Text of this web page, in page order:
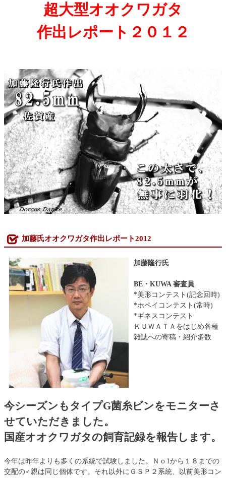
超大型オオクワガタ
作出レポート２０１２
加藤氏オオクワガタ作出レポート2012
加藤隆行氏
BE・KUWA 審査員
*美形コンテスト(記念回時)
*ホペイコンテスト(常時)
*ギネスコンテスト
ＫＵＷＡＴＡをはじめ各種
雑誌への寄稿・紹介多数
今シーズンもタイプG菌糸ビンをモニターさ
せていただきました。
国産オオクワガタの飼育記録を報告します。
今年は昨年よりも多くの系統で試験しました。Ｎｏ1から１８までの
交配の♂親は同じ個体です。それ以外にＧＳＰ２系統、以前美形コン